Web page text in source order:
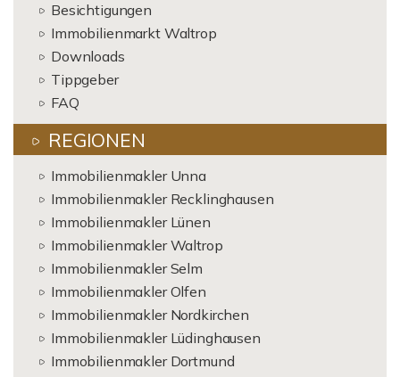
Besichtigungen
Immobilienmarkt Waltrop
Downloads
Tippgeber
FAQ
REGIONEN
Immobilienmakler Unna
Immobilienmakler Recklinghausen
Immobilienmakler Lünen
Immobilienmakler Waltrop
Immobilienmakler Selm
Immobilienmakler Olfen
Immobilienmakler Nordkirchen
Immobilienmakler Lüdinghausen
Immobilienmakler Dortmund